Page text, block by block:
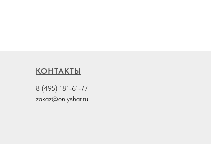
КОНТАКТЫ
8 (495) 181-61-77
zakaz@onlyshar.ru